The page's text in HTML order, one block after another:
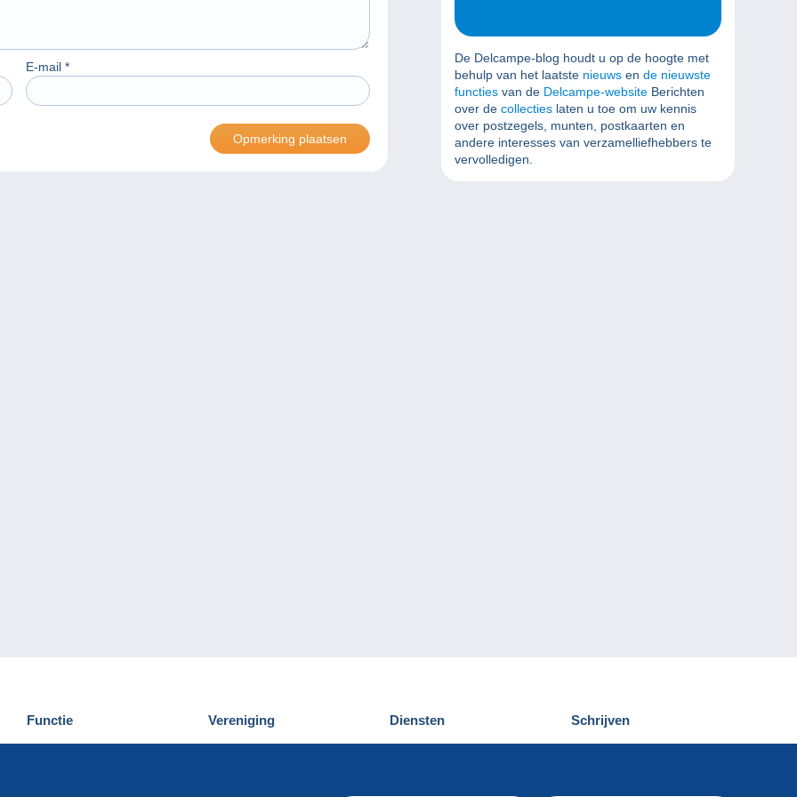
E-mail *
De Delcampe-blog houdt u op de hoogte met
behulp van het laatste nieuws en de nieuwste
functies van de Delcampe-website Berichten
over de collecties laten u toe om uw kennis
over postzegels, munten, postkaarten en
andere interesses van verzamelliefhebbers te
vervolledigen.
Functie
Nieuwigheden
Vereniging
Wie zijn wij
Diensten
Delcampe ontdekken
Schrijven